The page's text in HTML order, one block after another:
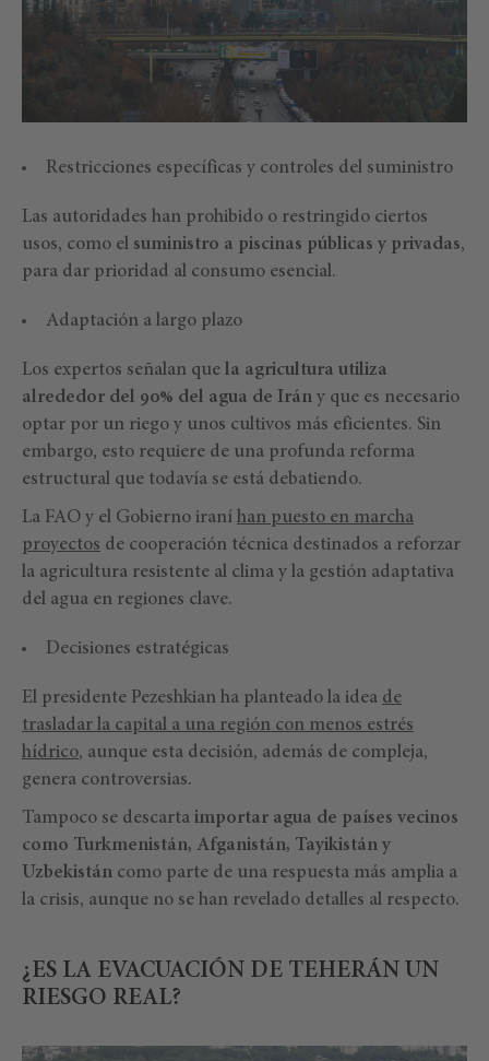
Restricciones específicas y controles del suministro
Las autoridades han prohibido o restringido ciertos
usos, como el suministro a piscinas públicas y privadas,
para dar prioridad al consumo esencial.
Adaptación a largo plazo
Los expertos señalan que la agricultura utiliza
alrededor del 90% del agua de Irán y que es necesario
optar por un riego y unos cultivos más eficientes. Sin
embargo, esto requiere de una profunda reforma
estructural que todavía se está debatiendo.
La FAO y el Gobierno iraní han puesto en marcha
proyectos de cooperación técnica destinados a reforzar
la agricultura resistente al clima y la gestión adaptativa
del agua en regiones clave.
Decisiones estratégicas
El presidente Pezeshkian ha planteado la idea de
trasladar la capital a una región con menos estrés
hídrico, aunque esta decisión, además de compleja,
genera controversias.
Tampoco se descarta importar agua de países vecinos
como Turkmenistán, Afganistán, Tayikistán y
Uzbekistán como parte de una respuesta más amplia a
la crisis, aunque no se han revelado detalles al respecto.
¿ES LA EVACUACIÓN DE TEHERÁN UN
RIESGO REAL?